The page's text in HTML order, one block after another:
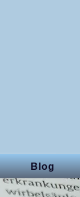
Blog